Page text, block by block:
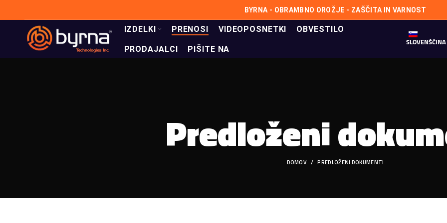
BYRNA - OBRAMBNO OROŽJE - ZAŠČITA IN VARNOST
IZDELKI PRENOSI VIDEOPOSNETKI OBVESTILO
PRODAJALCI PIŠITE NA
SLOVENŠČINA
Predloženi
DOMOV PREDLOŽENI DOKUMENTI